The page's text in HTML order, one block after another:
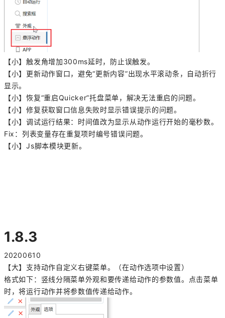
【小】触发角增加300ms延时，防止误触发。
【小】更新动作窗口，避免“更新内容”出现水平滚动条，自动折行
显示。
【小】恢复“重启Quicker”托盘菜单，解决无法重启的问题。
【小】修复获取窗口信息失败时显示错误提示的问题。
【小】调试运行结果：时间值改为显示从动作运行开始的毫秒数。
Fix：列表变量存在重复项时编号错误问题。
【小】Js脚本模块更新。
1.8.3
20200610
【大】支持动作自定义右键菜单。（在动作选项中设置）
格式如下：竖线分隔菜单外观和要传递给动作的参数值。点击菜单
时，将运行动作并将参数值传递给动作。